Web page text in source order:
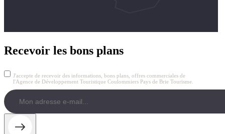
Recevoir les bons plans
J'accepte de recevoir des informations, bons plans, offres commerciales de
l'Agence de Développement Touristique Coulommiers Pays de Brie Tourisme.